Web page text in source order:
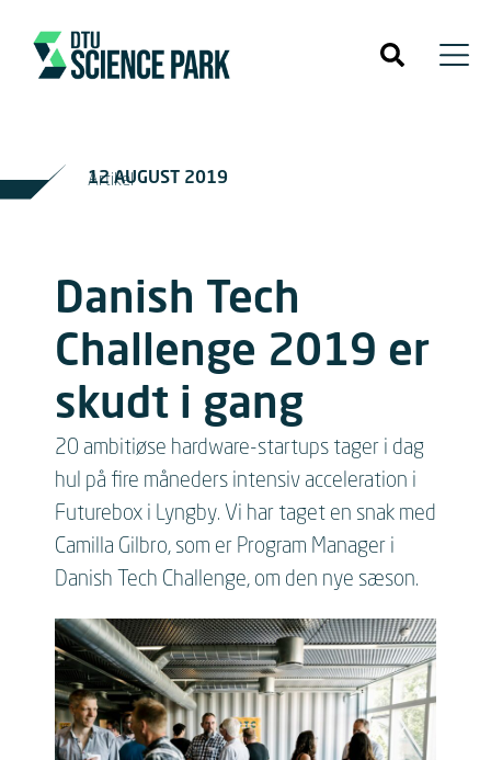
12 AUGUST 2019
Artikel
Danish Tech
Challenge 2019 er
skudt i gang
20 ambitiøse hardware-startups tager i dag
hul på fire måneders intensiv acceleration i
Futurebox i Lyngby. Vi har taget en snak med
Camilla Gilbro, som er Program Manager i
Danish Tech Challenge, om den nye sæson.